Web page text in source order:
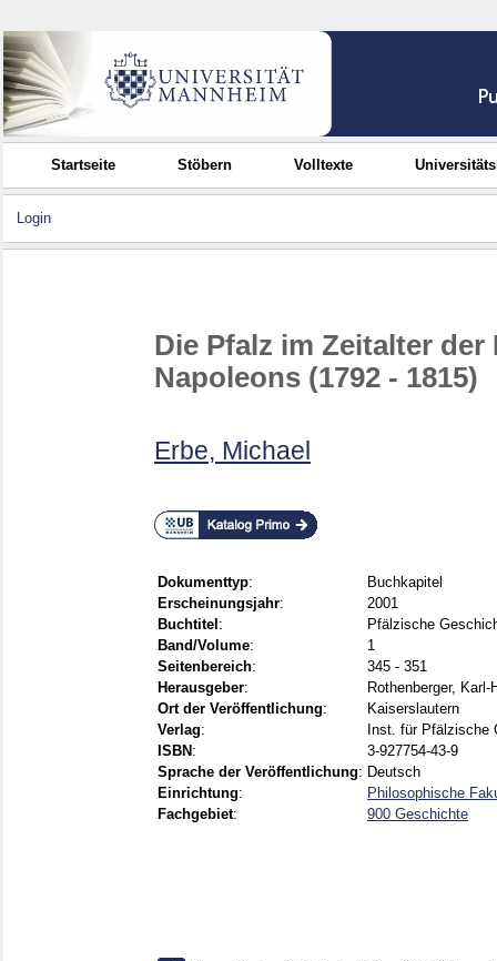
Startseite Stöbern Volltexte
Login
Die Pfalz im Zeitalter
Napoleons (1792 - 1815)
Erbe, Michael
Dokumenttyp:
Buchkapitel
Erscheinungsjahr:
2001
Buchtitel :
Pfälzische
Band/Volume:
1
Seitenbereich:
345 - 351
Herausgeber:
Rothenberger, Karl-
Ort der Veröffentlichung:
Kaiserslautern
Verlag:
Inst. für Pfälzische
ISBN :
3-927754-43-9
Sprache der Veröffentlichung: Deutsch
Einrichtung:
Philosophische
Fachgebiet: 900 Geschichte